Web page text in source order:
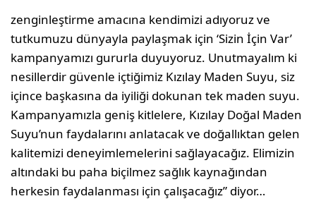
zenginleştirme amacına kendimizi adıyoruz ve
tutkumuzu dünyayla paylaşmak için ‘Sizin İçin Var’
kampanyamızı gururla duyuyoruz. Unutmayalım ki
nesillerdir güvenle içtiğimiz Kızılay Maden Suyu, siz
içince başkasına da iyiliği dokunan tek maden suyu.
Kampanyamızla geniş kitlelere, Kızılay Doğal Maden
Suyu’nun faydalarını anlatacak ve doğallıktan gelen
kalitemizi deneyimlemelerini sağlayacağız. Elimizin
altındaki bu paha biçilmez sağlık kaynağından
herkesin faydalanması için çalışacağız” diyor…